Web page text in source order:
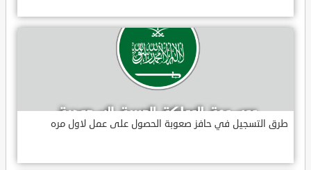
طرق التسجيل في حافز صعوبة الحصول على عمل لاول مره